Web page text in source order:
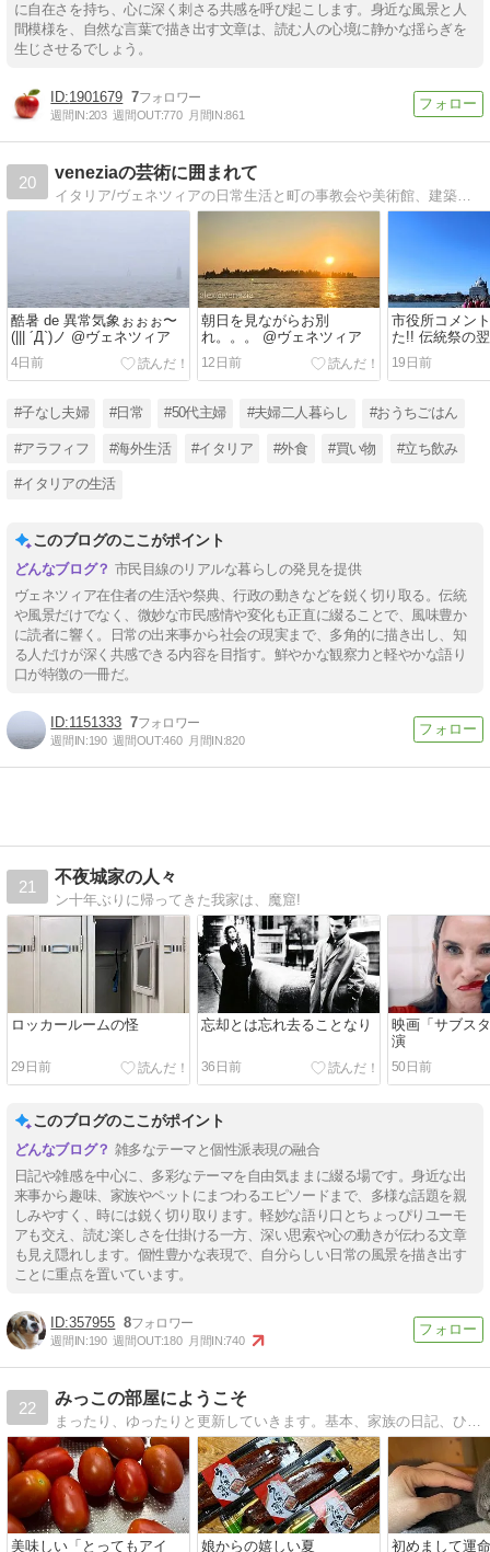
に自在さを持ち、心に深く刺さる共感を呼び起こします。身近な風景と人
間模様を、自然な言葉で描き出す文章は、読む人の心境に静かな揺らぎを
生じさせるでしょう。
1901679 7
週間IN:203 週間OUT:770 月間IN:861
20
veneziaの芸術に囲まれて
イタリア/ヴェネツィアの日常生活と町の事教会や美術館、建築、文化と食事、alexの世界
酷暑 de 異常気象ぉぉぉ〜
(||| ´Д`)ノ @ヴェネツィア
4日前
朝日を見ながらお別
れ。。。 @ヴェネツィア
12日前
市役所コメン
た!! 伝統祭の
ツィア
19日前
#子なし夫婦 #日常 #50代主婦 #夫婦二人暮らし #おうちごはん
#アラフィフ #海外生活 #イタリア #外食 #買い物 #立ち飲み
#イタリアの生活
このブログのここがポイント
市民目線のリアルな暮らしの発見を提供
ヴェネツィア在住者の生活や祭典、行政の動きなどを鋭く切り取る。伝統
や風景だけでなく、微妙な市民感情や変化も正直に綴ることで、風味豊か
に読者に響く。日常の出来事から社会の現実まで、多角的に描き出し、知
る人だけが深く共感できる内容を目指す。鮮やかな観察力と軽やかな語り
口が特徴の一冊だ。
1151333 7
週間IN:190 週間OUT:460 月間IN:820
21
不夜城家の人々
ン十年ぶりに帰ってきた我家は、魔窟!
ロッカールームの怪
29日前
忘却とは忘れ去ることなり
36日前
映画「サブス
演
50日前
このブログのここがポイント
雑多なテーマと個性派表現の融合
日記や雑感を中心に、多彩なテーマを自由気ままに綴る場です。身近な出
来事から趣味、家族やペットにまつわるエピソードまで、多様な話題を親
しみやすく、時には鋭く切り取ります。軽妙な語り口とちょっぴりユーモ
アも交え、読む楽しさを仕掛ける一方、深い思索や心の動きが伝わる文章
も見え隠れします。個性豊かな表現で、自分らしい日常の風景を描き出す
ことに重点を置いています。
357955 8
週間IN:190 週間OUT:180 月間IN:740
22
みっこの部屋にようこそ
美味しい「とってもアイ 娘からの嬉しい夏 初めまして運